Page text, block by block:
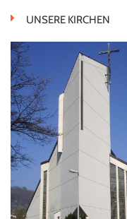
UNSERE KIRCHEN